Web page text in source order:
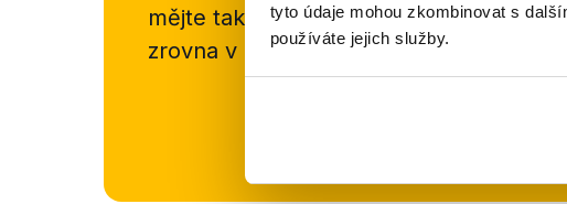
tyto údaje mohou zkombinovat s
používáte jejich služby.
mějte tak přehled o tom, jaké
zrovna v Česku šíří.